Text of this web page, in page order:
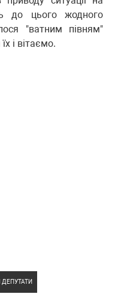
до цього жодного
"ватним півням"
і вітаємо.
ДЕПУТАТИ